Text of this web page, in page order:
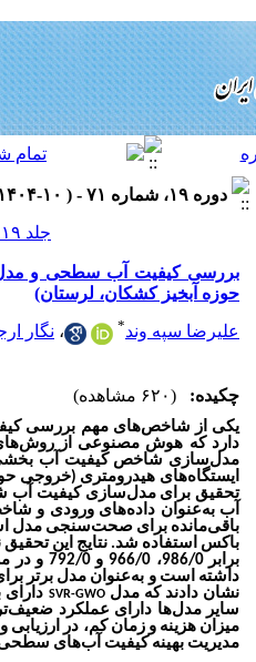
دوره ۱۹، شماره ۷۱ - ( ۱۰-۱۴۰۴ )
جلد ۱۹ شماره ۷۱ صفحات ۱۰۵-۸۷
حوزه آبخیز کشکان، لرستان)
علیرضا سپه وند* ، نگار
چکیده: (۶۲۰ مشاهده)
یکی از شاخص‌های مهم بررسی
دارد که هوش مصنوعی از
مدل‌سازی شاخص کیفیت آب بخشی
تحقیق برای مدل‌سازی کیفیت آب
آب به‌عنوان داده‌های ورودی و
باقی‌مانده برای صحت‌سنجی مدل
باکس استفاده شد. نتایج این
برابر 986/0، 966/0 و 792/0 و در مرحله آزمایش به‌ترتیب برابر 936/0، 871/0 و 727/3 نسبت به نتایج مدل‌های
داشته است و به‌عنوان مدل برتر
نشان دادند که مدلSVR-GWO
سایر مدل‌ها دارای عملکرد
میزان هزینه و زمان کم، در
مدیریت بهینه کیفیت آب‌های سطحی